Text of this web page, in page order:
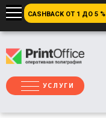
CASHBACK ОТ 1 ДО 5 %
УСЛУГИ